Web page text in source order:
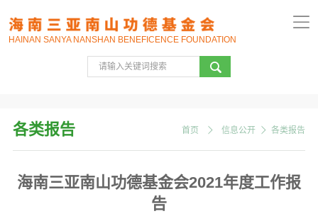
HAINAN SANYA NANSHAN BENEFICENCE FOUNDATION
各类报告 首页 信息公开 各类报告
海南三亚南山功德基金会2021年度工作报
告